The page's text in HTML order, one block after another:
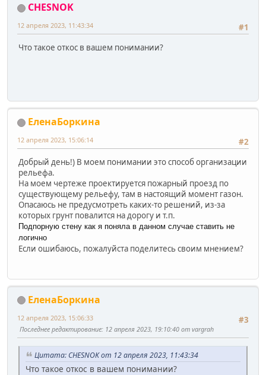
CHESNOK
#1
12 апреля 2023, 11:43:34
Что такое откос в вашем понимании?
ЕленаБоркина
#2
12 апреля 2023, 15:06:14
Добрый день!) В моем понимании это способ организации
рельефа.
На моем чертеже проектируется пожарный проезд по
существующему рельефу, там в настоящий момент газон.
Опасаюсь не предусмотреть каких-то решений, из-за
которых грунт повалится на дорогу и т.п.
Подпорную стену как я поняла в данном случае ставить не
логично
Если ошибаюсь, пожалуйста поделитесь своим мнением?
ЕленаБоркина
#3
12 апреля 2023, 15:06:33
Последнее редактирование: 12 апреля 2023, 19:10:40 от vargrah
Цитата: CHESNOK от 12 апреля 2023, 11:43:34
Что такое откос в вашем понимании?